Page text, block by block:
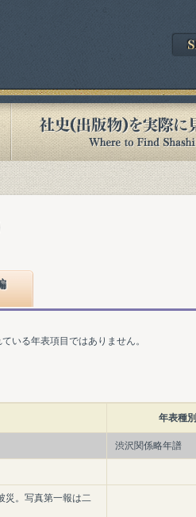
いる年表項目ではありません。
年表種別
渋沢関係略年譜
災。写真第一報は二